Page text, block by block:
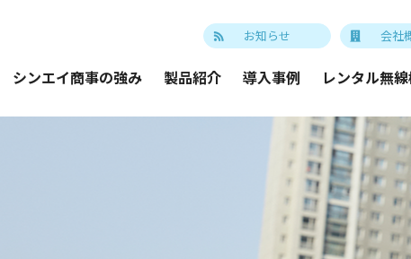
お知らせ 会社
シンエイ商事の強み 製品紹介 導入事例 レンタル無